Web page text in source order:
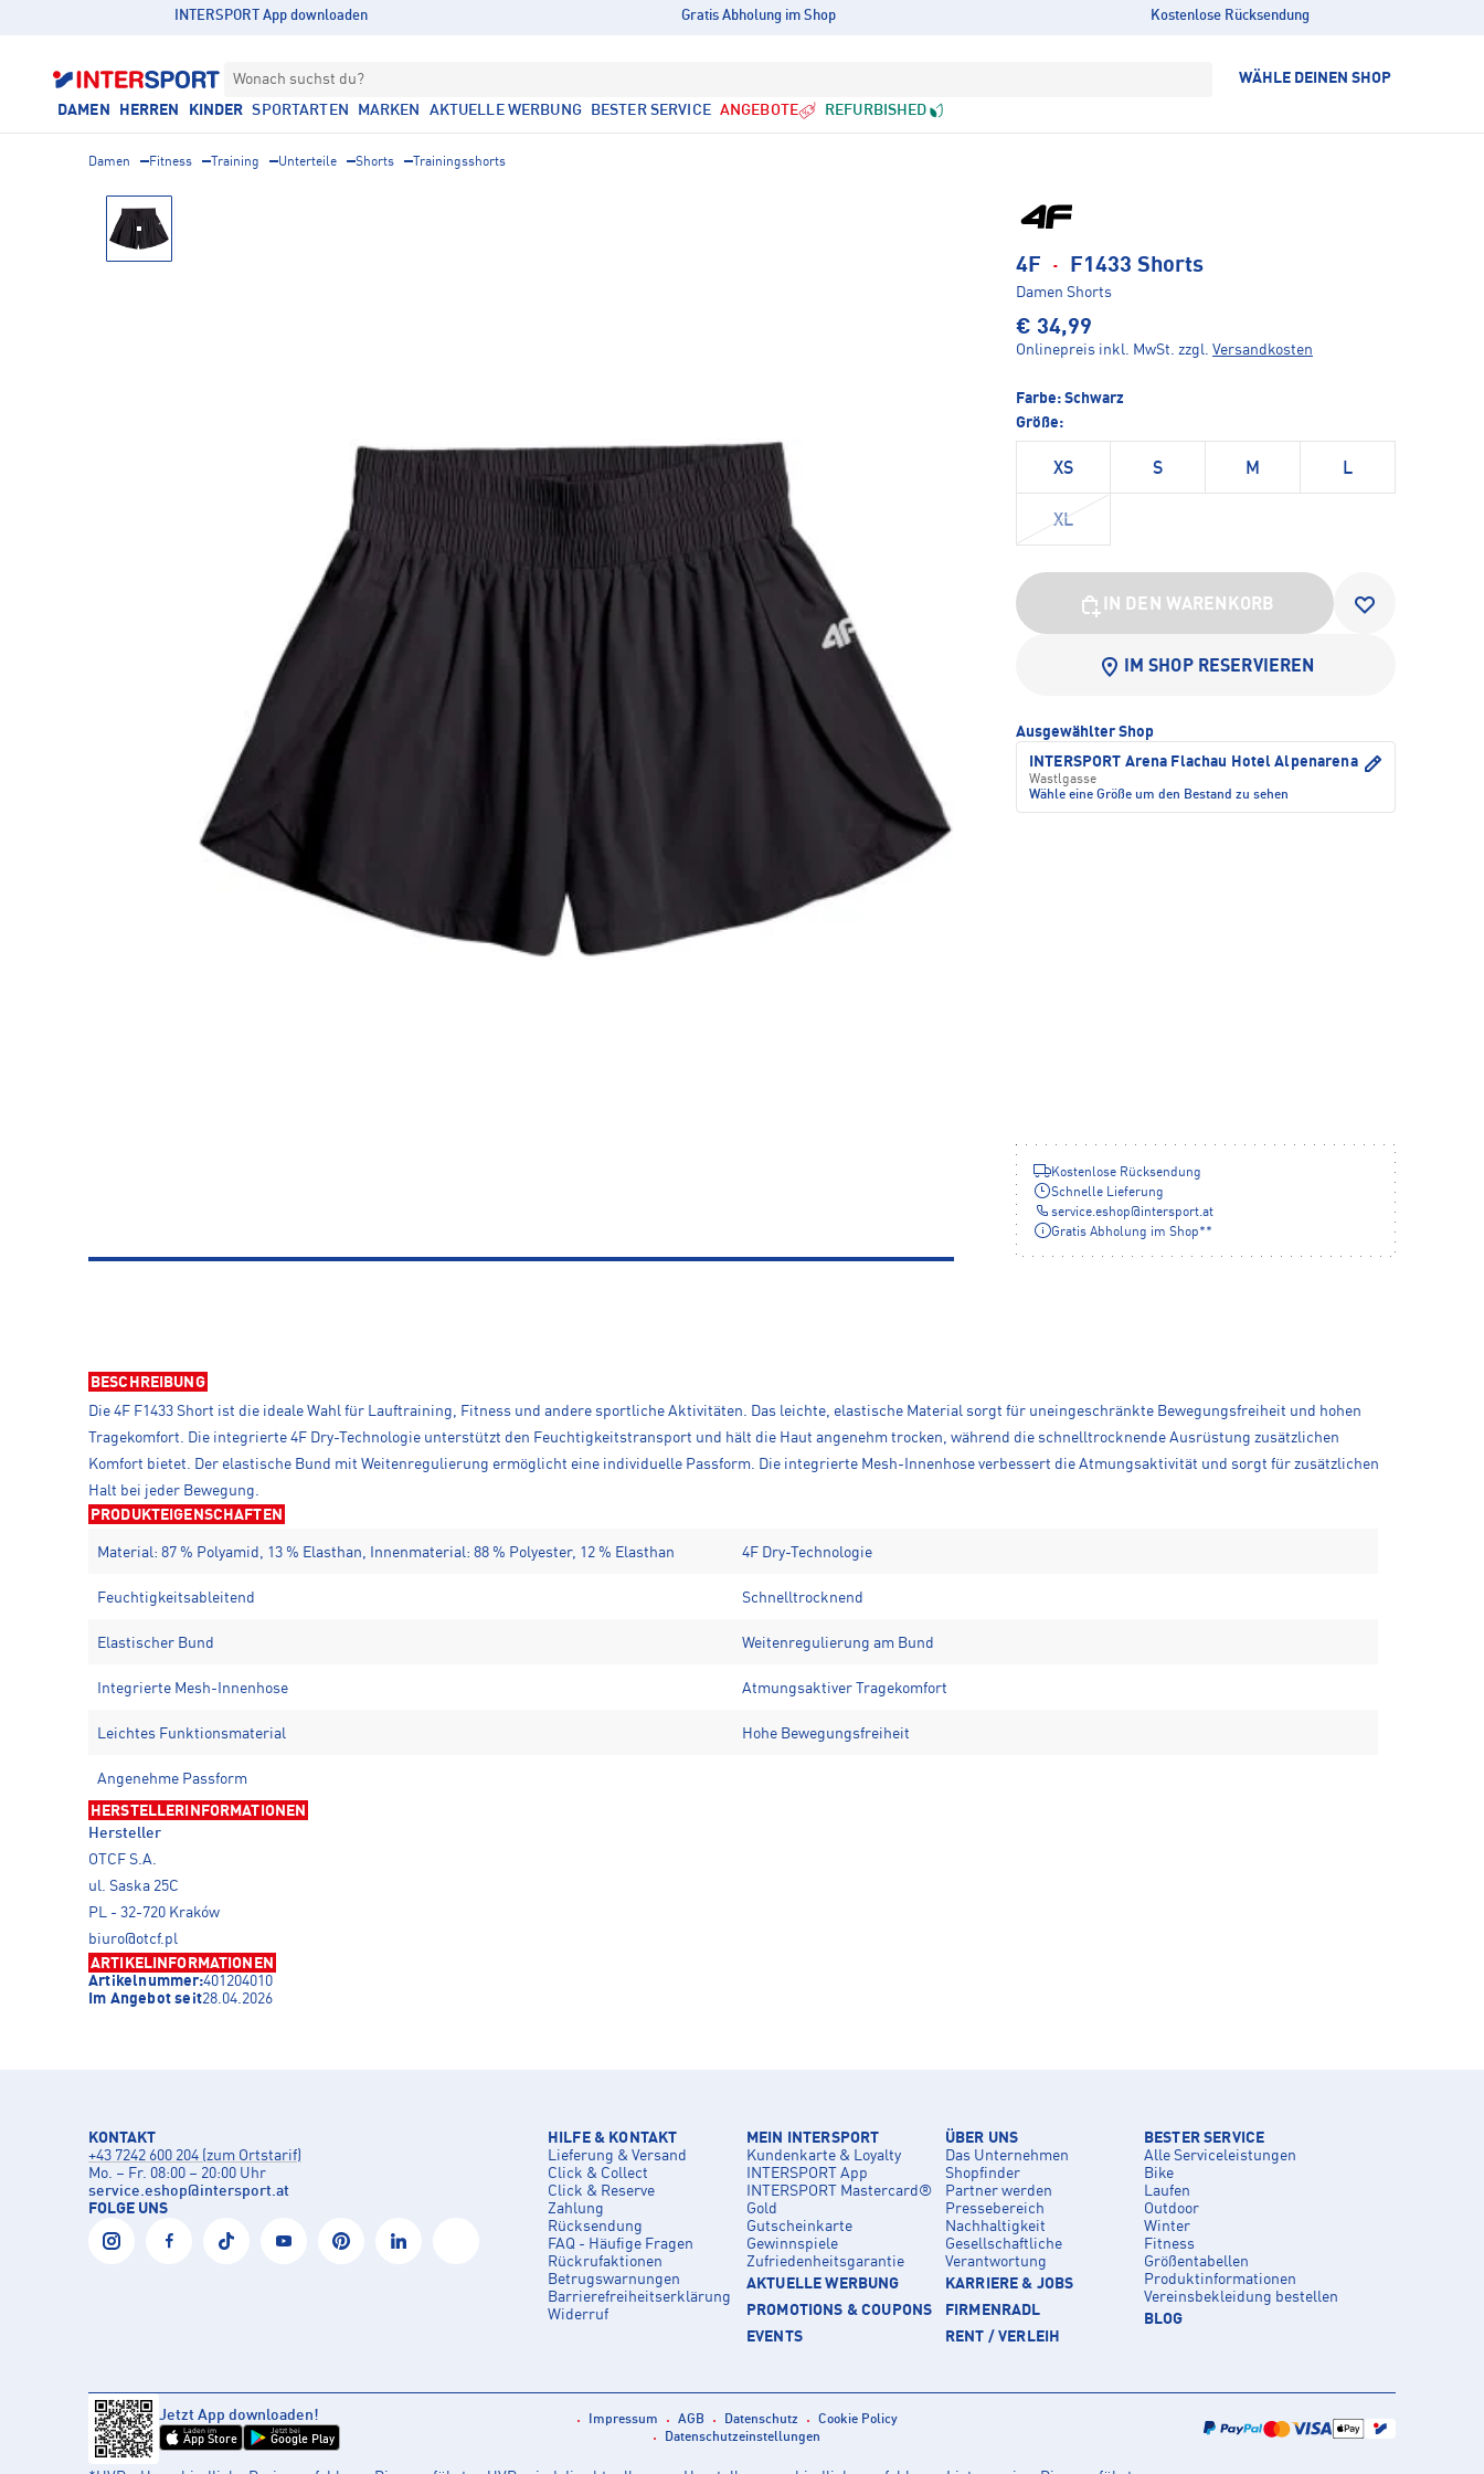
INTERSPORT App downloaden Gratis Abholung im Shop Kostenlose Rücksendung
Wonach suchst du? WÄHLE DEINEN SHOP
DAMEN HERREN KINDER SPORTARTEN MARKEN AKTUELLE WERBUNG BESTER SERVICE ANGEBOTE REFURBISHED
Damen Fitness Training Unterteile Shorts Trainingsshorts
4F · F1433 Shorts
Damen Shorts
€ 34,99
Onlinepreis inkl. MwSt. zzgl. Versandkosten
Farbe: Schwarz
Größe:
XS S M L
XL
IN DEN WARENKORB
IM SHOP RESERVIEREN
Ausgewählter Shop
INTERSPORT Arena Flachau Hotel Alpenarena
Wastlgasse
Wähle eine Größe um den Bestand zu sehen
Kostenlose Rücksendung
Schnelle Lieferung
service.eshop@intersport.at
Gratis Abholung im Shop**
BESCHREIBUNG
Die 4F F1433 Short ist die ideale Wahl für Lauftraining, Fitness und andere sportliche Aktivitäten. Das leichte, elastische Material sorgt für uneingeschränkte Bewegungsfreiheit und hohen
Tragekomfort. Die integrierte 4F Dry-Technologie unterstützt den Feuchtigkeitstransport und hält die Haut angenehm trocken, während die schnelltrocknende Ausrüstung zusätzlichen
Komfort bietet. Der elastische Bund mit Weitenregulierung ermöglicht eine individuelle Passform. Die integrierte Mesh-Innenhose verbessert die Atmungsaktivität und sorgt für zusätzlichen
Halt bei jeder Bewegung.
PRODUKTEIGENSCHAFTEN
Material: 87 % Polyamid, 13 % Elasthan, Innenmaterial: 88 % Polyester, 12 % Elasthan 4F Dry-Technologie
Feuchtigkeitsableitend Schnelltrocknend
Elastischer Bund Weitenregulierung am Bund
Integrierte Mesh-Innenhose Atmungsaktiver Tragekomfort
Leichtes Funktionsmaterial Hohe Bewegungsfreiheit
Angenehme Passform
HERSTELLERINFORMATIONEN
Hersteller
OTCF S.A.
ul. Saska 25C
PL - 32-720 Kraków
biuro@otcf.pl
ARTIKELINFORMATIONEN
Artikelnummer:401204010
Im Angebot seit28.04.2026
KONTAKT
+43 7242 600 204 (zum Ortstarif)
Mo. – Fr. 08:00 – 20:00 Uhr
service.eshop@intersport.at
FOLGE UNS
HILFE & KONTAKT
Lieferung & Versand
Click & Collect
Click & Reserve
Zahlung
Rücksendung
FAQ - Häufige Fragen
Rückrufaktionen
Betrugswarnungen
Barrierefreiheitserklärung
Widerruf
MEIN INTERSPORT
Kundenkarte & Loyalty
INTERSPORT App
INTERSPORT Mastercard®
Gold
Gutscheinkarte
Gewinnspiele
Zufriedenheitsgarantie
AKTUELLE WERBUNG
PROMOTIONS & COUPONS
EVENTS
ÜBER UNS
Das Unternehmen
Shopfinder
Partner werden
Pressebereich
Nachhaltigkeit
Gesellschaftliche
Verantwortung
KARRIERE & JOBS
FIRMENRADL
RENT / VERLEIH
BESTER SERVICE
Alle Serviceleistungen
Bike
Laufen
Outdoor
Winter
Fitness
Größentabellen
Produktinformationen
Vereinsbekleidung bestellen
BLOG
Jetzt App downloaden!
Laden im
App Store
Jetzt bei
Google Play
Impressum AGB Datenschutz
Cookie Policy
Datenschutzeinstellungen